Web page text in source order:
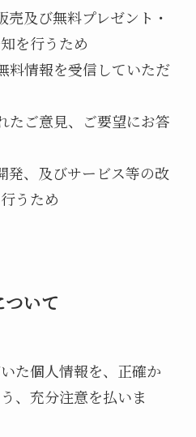
及び無料プレゼント・
を行うため
料情報を受信していただ
たご意見、ご要望にお答
発、及びサービス等の改
うため
いて
た個人情報を、正確か
、充分注意を払いま